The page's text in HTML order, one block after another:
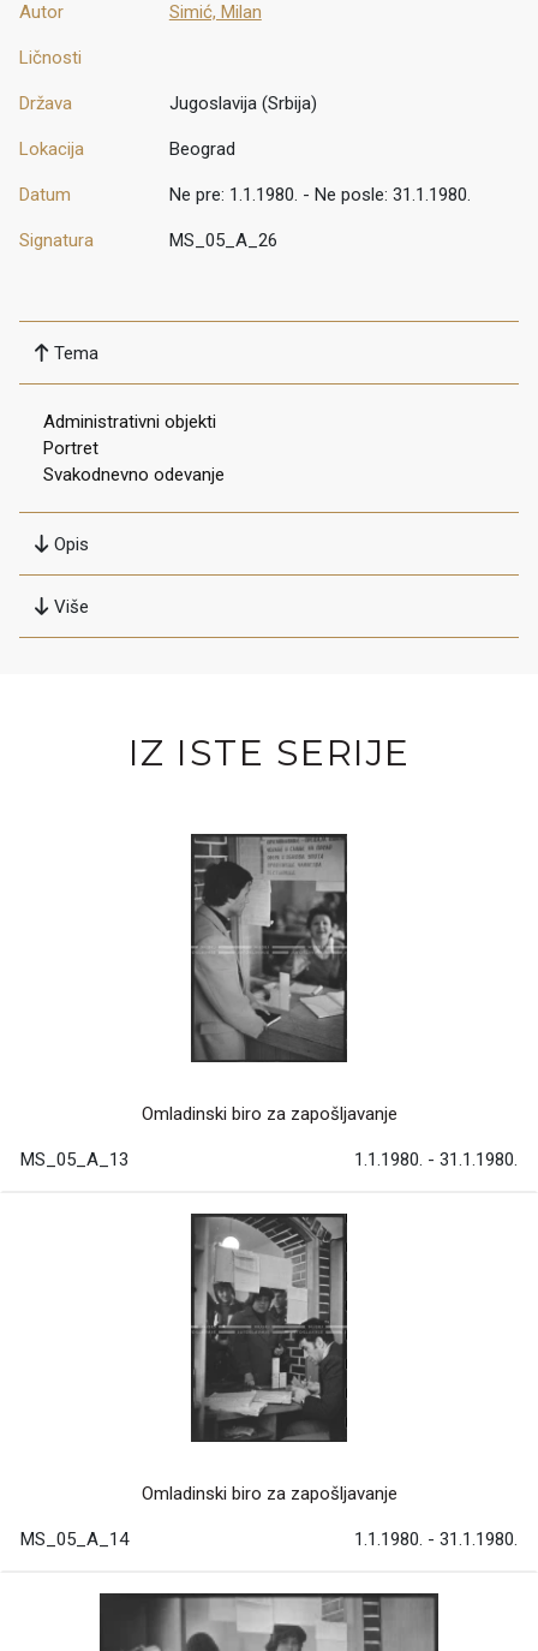
Autor Simić, Milan
Ličnosti
Država Jugoslavija (Srbija)
Lokacija Beograd
Datum Ne pre: 1.1.1980. - Ne posle: 31.1.1980.
Signatura MS_05_A_26
Tema
Administrativni objekti
Portret
Svakodnevno odevanje
Opis
Više
IZ ISTE SERIJE
Omladinski biro za zapošljavanje
MS_05_A_13 1.1.1980. - 31.1.1980.
Omladinski biro za zapošljavanje
MS_05_A_14 1.1.1980. - 31.1.1980.